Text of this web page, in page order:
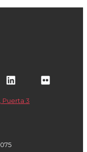
Puerta 3